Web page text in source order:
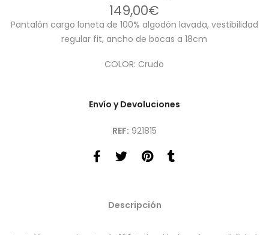
149,00€
Pantalón cargo loneta de 100% algodón lavada, vestibilidad
regular fit, ancho de bocas a 18cm
COLOR: Crudo
Envío y Devoluciones
REF: 921815
Descripción